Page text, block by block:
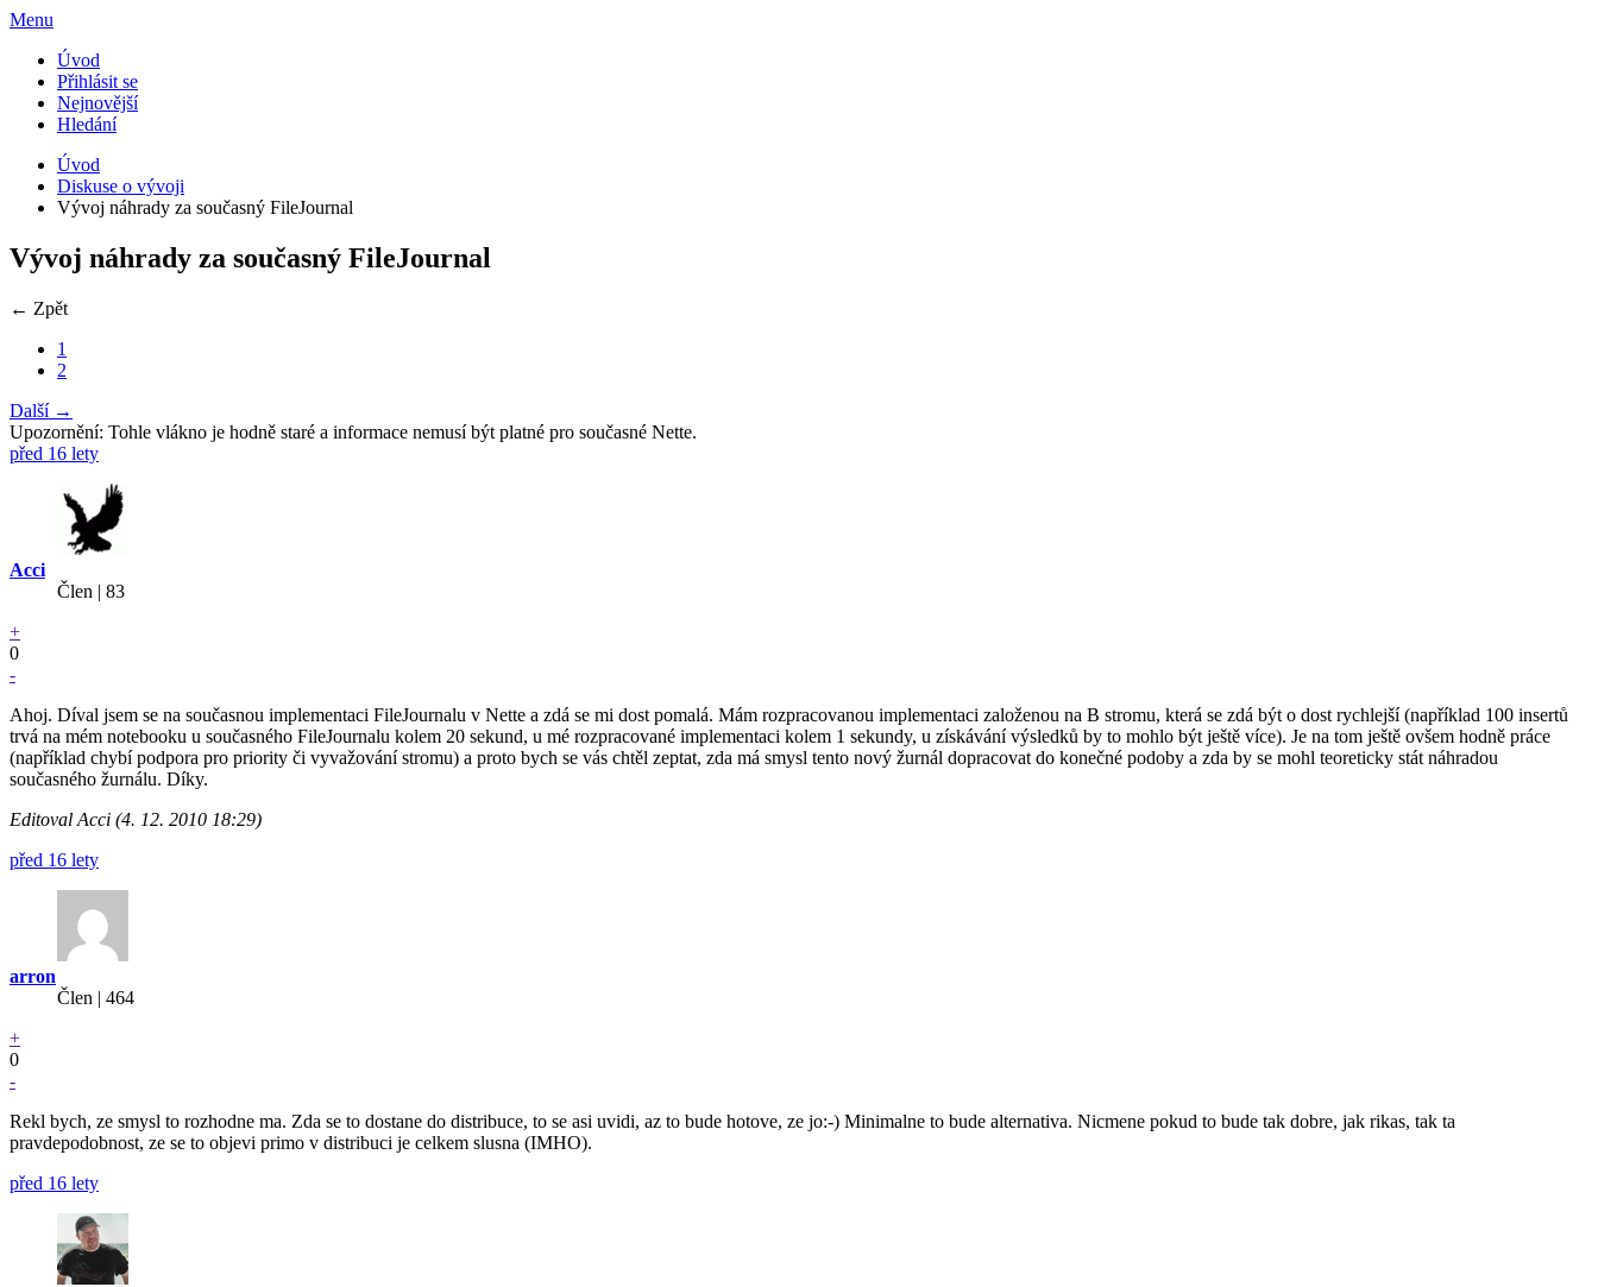
Menu
Úvod
Přihlásit se
Nejnovější
Hledání
Úvod
Diskuse o vývoji
Vývoj náhrady za současný FileJournal
Vývoj náhrady za současný FileJournal
← Zpět
1
2
Další →
Upozornění: Tohle vlákno je hodně staré a informace nemusí být platné pro současné Nette.
před 16 lety
Acci
Člen | 83
+
0
-
Ahoj. Díval jsem se na současnou implementaci FileJournalu v Nette a zdá se mi dost pomalá. Mám rozpracovanou implementaci založenou na B stromu, která se zdá být o dost rychlejší (například 100 insertů
trvá na mém notebooku u současného FileJournalu kolem 20 sekund, u mé rozpracované implementaci kolem 1 sekundy, u získávání výsledků by to mohlo být ještě více). Je na tom ještě ovšem hodně práce
(například chybí podpora pro priority či vyvažování stromu) a proto bych se vás chtěl zeptat, zda má smysl tento nový žurnál dopracovat do konečné podoby a zda by se mohl teoreticky stát náhradou
současného žurnálu. Díky.
Editoval Acci (4. 12. 2010 18:29)
před 16 lety
arron
Člen | 464
+
0
-
Rekl bych, ze smysl to rozhodne ma. Zda se to dostane do distribuce, to se asi uvidi, az to bude hotove, ze jo:-) Minimalne to bude alternativa. Nicmene pokud to bude tak dobre, jak rikas, tak ta
pravdepodobnost, ze se to objevi primo v distribuci je celkem slusna (IMHO).
před 16 lety